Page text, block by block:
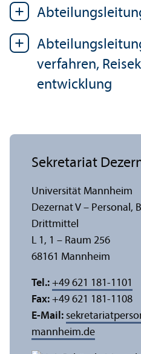
verfahren,
entwicklung
Sekretariat
Universität Mannheim
Dezernat V – Personal,
Drittmittel
L 1, 1 – Raum 256
68161 Mannheim
Tel.: +49 621 181-1101
Fax: +49 621 181-1108
E-Mail:
mannheim.de